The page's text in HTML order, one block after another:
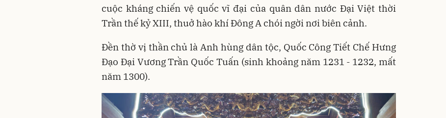
cuộc kháng chiến vệ quốc vĩ đại của quân dân nước Đại Việt thời
Trần thế kỷ XIII, thuở hào khí Đông A chói ngời nơi biên cảnh.
Đền thờ vị thần chủ là Anh hùng dân tộc, Quốc Công Tiết Chế Hưng
Đạo Đại Vương Trần Quốc Tuấn (sinh khoảng năm 1231 - 1232, mất
năm 1300).